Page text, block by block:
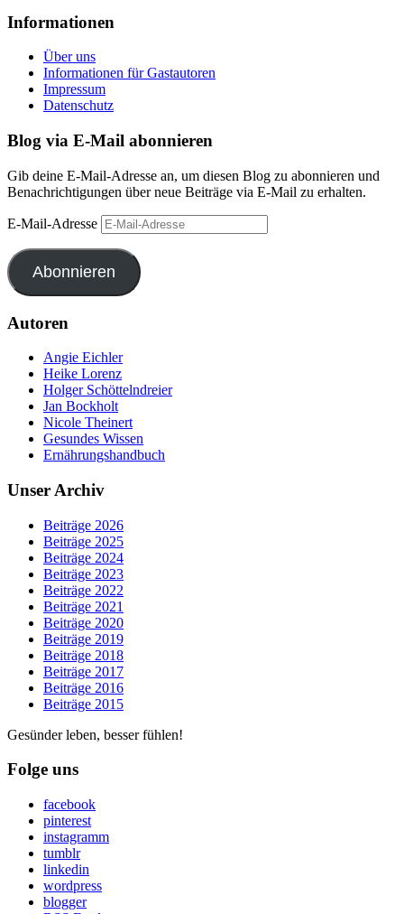
Informationen
Über uns
Informationen für Gastautoren
Impressum
Datenschutz
Blog via E-Mail abonnieren
Gib deine E-Mail-Adresse an, um diesen Blog zu abonnieren und
Benachrichtigungen über neue Beiträge via E-Mail zu erhalten.
E-Mail-Adresse
Abonnieren
Autoren
Angie Eichler
Heike Lorenz
Holger Schöttelndreier
Jan Bockholt
Nicole Theinert
Gesundes Wissen
Ernährungshandbuch
Unser Archiv
Beiträge 2026
Beiträge 2025
Beiträge 2024
Beiträge 2023
Beiträge 2022
Beiträge 2021
Beiträge 2020
Beiträge 2019
Beiträge 2018
Beiträge 2017
Beiträge 2016
Beiträge 2015
Gesünder leben, besser fühlen!
Folge uns
facebook
pinterest
instagramm
tumblr
linkedin
wordpress
blogger